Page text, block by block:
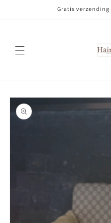
Gratis verzending
direct naar